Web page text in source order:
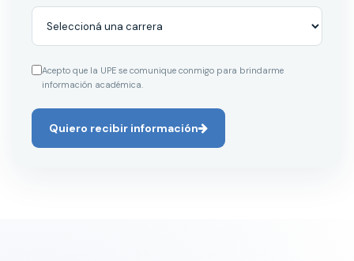
Acepto que la UPE se comunique conmigo para brindarme
información académica.
Quiero recibir información